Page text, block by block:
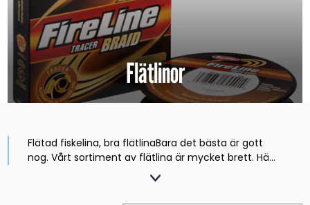
Flätlinor
Flätad fiskelina, bra flätlinaBara det bästa är gott
nog. Vårt sortiment av flätlina är mycket brett. Här
hittar du flätlinor från kända märken som Berkley,
Sufix, Spiderwire, fireline, tracerbraid, svartzonker
mfl. Flätad lina är utan tvekan den mest populära